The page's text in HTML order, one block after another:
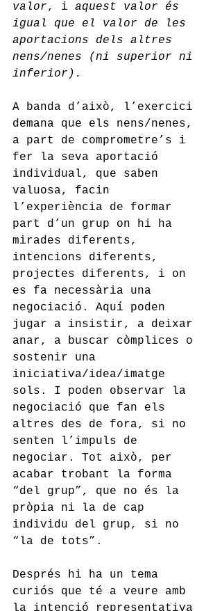
valor, i aquest valor és
igual que el valor de les
aportacions dels altres
nens/nenes (ni superior ni
inferior).
A banda d’això, l’exercici
demana que els nens/nenes,
a part de comprometre’s i
fer la seva aportació
individual, que saben
valuosa, facin
l’experiència de formar
part d’un grup on hi ha
mirades diferents,
intencions diferents,
projectes diferents, i on
es fa necessària una
negociació. Aquí poden
jugar a insistir, a deixar
anar, a buscar còmplices o
sostenir una
iniciativa/idea/imatge
sols. I poden observar la
negociació que fan els
altres des de fora, si no
senten l’impuls de
negociar. Tot això, per
acabar trobant la forma
“del grup”, que no és la
pròpia ni la de cap
individu del grup, si no
“la de tots”.
Després hi ha un tema
curiós que té a veure amb
la intenció representativa